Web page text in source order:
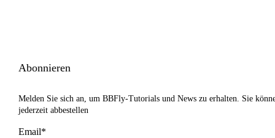
Abonnieren
Melden Sie sich an, um BBFly-Tutorials und News zu erhalten. Sie
jederzeit abbestellen
Email*